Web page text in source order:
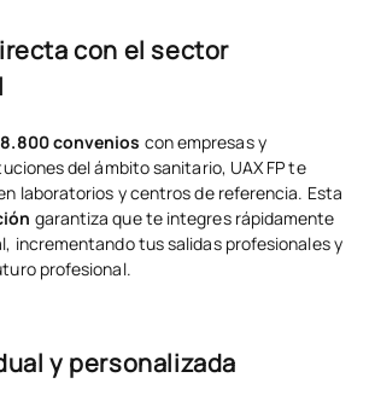
con el sector
8.800 convenios con empresas y
del ámbito sanitario, UAX FP te
laboratorios y centros de referencia. Esta
garantiza que te integres rápidamente
incrementando tus salidas profesionales y
profesional.
y personalizada